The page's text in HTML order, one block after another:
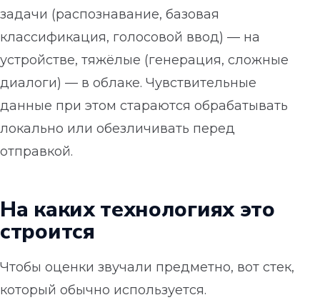
задачи (распознавание, базовая
классификация, голосовой ввод) — на
устройстве, тяжёлые (генерация, сложные
диалоги) — в облаке. Чувствительные
данные при этом стараются обрабатывать
локально или обезличивать перед
отправкой.
На каких технологиях это
строится
Чтобы оценки звучали предметно, вот стек,
который обычно используется.